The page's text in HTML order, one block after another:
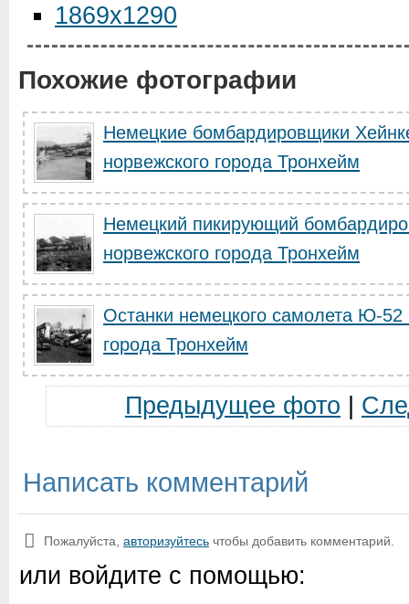
1869x1290
Похожие фотографии
Немецкие бомбардировщики
норвежского города Тронхейм
Немецкий пикирующий
норвежского города Тронхейм
Останки немецкого самолета Ю-52
города Тронхейм
Предыдущее фото
Написать комментарий
Пожалуйста, авторизуйтесь чтобы добавить комментарий.
или войдите с помощью: